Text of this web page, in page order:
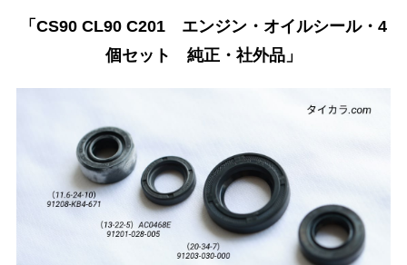
「CS90 CL90 C201 エンジン・オイルシール・4
個セット 純正・社外品」